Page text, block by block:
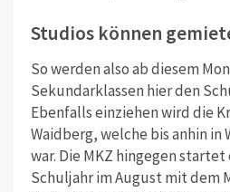
Studios können
So werden also ab diesem
Sekundarklassen hier den
Ebenfalls einziehen wird die
Waidberg, welche bis anhin in
war. Die MKZ hingegen
Schuljahr im August mit dem